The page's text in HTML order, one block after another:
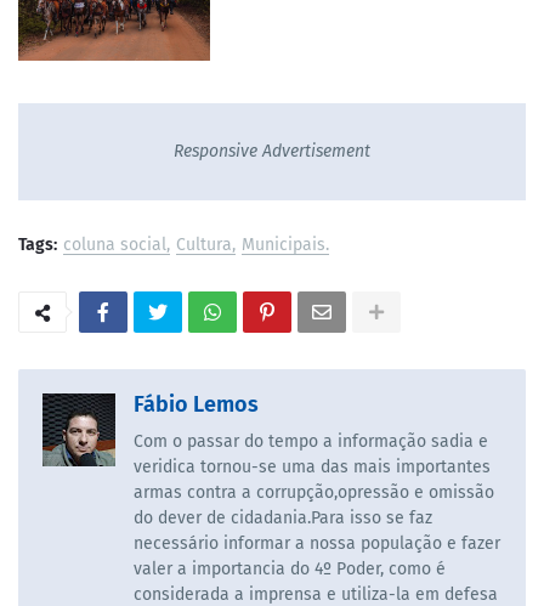
Responsive Advertisement
Tags: coluna social Cultura Municipais.
Fábio Lemos
Com o passar do tempo a informação sadia e
veridica tornou-se uma das mais importantes
armas contra a corrupção,opressão e omissão
do dever de cidadania.Para isso se faz
necessário informar a nossa população e fazer
valer a importancia do 4º Poder, como é
considerada a imprensa e utiliza-la em defesa